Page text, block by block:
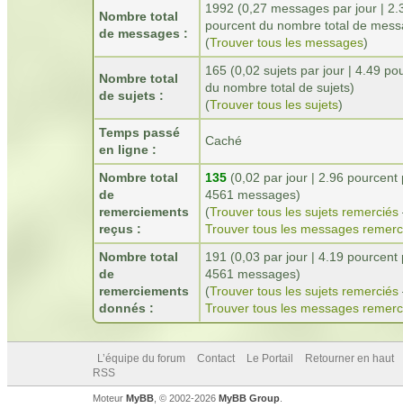
Nombre total
de messages :
1992 (0,27 messages par jour |
pourcent du nombre total de
(Trouver tous les messages)
Nombre total
de sujets :
165 (0,02 sujets par jour | 4.49
du nombre total de sujets)
(Trouver tous les sujets)
Temps passé
en ligne :
Caché
Nombre total
de
remerciements
reçus :
135 (0,02 par jour | 2.96 pourcent
4561 messages)
(Trouver tous les sujets remerciés
Trouver tous les messages
Nombre total
de
remerciements
donnés :
191 (0,03 par jour | 4.19 pourcent
4561 messages)
(Trouver tous les sujets remerciés
Trouver tous les messages
L’équipe du forum Contact Le Portail
Retourner en haut
RSS
Moteur MyBB , © 2002-2026 MyBB Group